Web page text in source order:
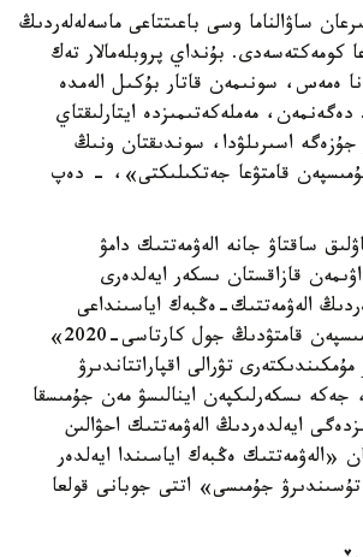
ساۋالناما وسى باعىتتاعى ماسەلەلەردىڭ
كومەكتەسەدى. بۇنداي پروبلەمالار تەك
ەمەس، سونىمەن قاتار بۇكىل الەمدە
مەملەكەتىمىزدە ايتارلىقتاي
جۇزەگە اسىرىلۋدا، سوندىقتان ونىڭ
قامتۋعا جەتكىلىكتى»، - دەپ
ساقتاۋ جانە الەۋمەتتىك دامۋ
قازاقستان ىسكەر ايەلدەرى
الەۋمەتتىك-ەڭبەك اياسىنداعى
قۇقىقتارى مەن «جۇمىسپەن قامتۋدىڭ جول كارتاسى-2020»
مۇمكىندىكتەرى تۋرالى اقپاراتتاندىرۋ
جەكە ىسكەرلىكپەن اينالىسۋ مەن جۇمىسقا
ايەلدەردىڭ الەۋمەتتىك احۋالىن
«الەۋمەتتىك ەڭبەك اياسىندا ايەلدەر
ءتۇسىندىرۋ جۇمىسى» اتتى جوبانى قولعا